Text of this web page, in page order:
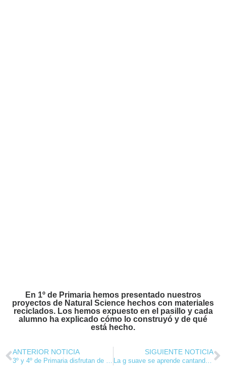
En 1º de Primaria hemos presentado nuestros
proyectos de Natural Science hechos con materiales
reciclados. Los hemos expuesto en el pasillo y cada
alumno ha explicado cómo lo construyó y de qué
está hecho.
ANTERIOR NOTICIA
3º y 4º de Primaria disfrutan de “The Jungle Book” en el teatro
SIGUIENTE NOTICIA
La g suave se aprende cantando en 3ºB de Primaria